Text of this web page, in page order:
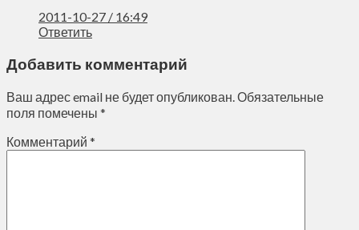
2011-10-27 / 16:49
Ответить
Добавить комментарий
Ваш адрес email не будет опубликован. Обязательные
поля помечены *
Комментарий *